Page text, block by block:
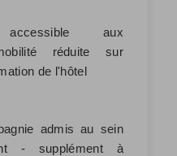
accessible aux
réduite sur
de l'hôtel
admis au sein
- supplément à